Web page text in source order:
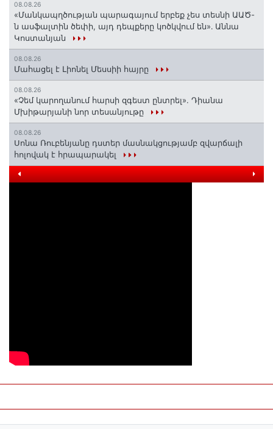
08.08.26
«Մանկապղծության պարագայում երբեք չես տեսնի ԱԱԾ-
ն ասֆալտին ծեփի, այդ դեպքերը կոծկվում են»․ Աննա
Կոստանյան
08.08.26
Մահացել է Լիոնել Մեսսիի հայրը
08.08.26
«Չեմ կարողանում հարսի զգեստ ընտրել». Դիանա
Մխիթարյանի նոր տեսանյութը
08.08.26
Սոնա Ռուբենյանը դստեր մասնակցությամբ զվարճալի
հոլովակ է հրապարակել